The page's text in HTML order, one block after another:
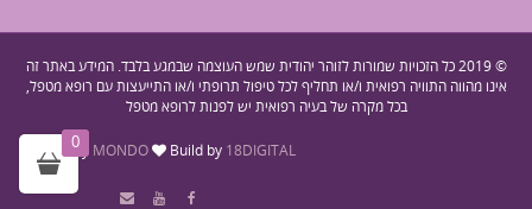
© 2019 כל הזכויות שמורות לזוהר יהודית שמש העוצמה שבמגע בלבד. המידע באתר זה
אינו מהווה התוויה רפואית ו/או תחליף לכל טיפול תרופתי ו/או התייעצות עם רופא מטפל,
בכל מקרה של בעיה רפואית יש לפנות לרופא מטפל
Design by MONDO Build by 18DIGITAL
0